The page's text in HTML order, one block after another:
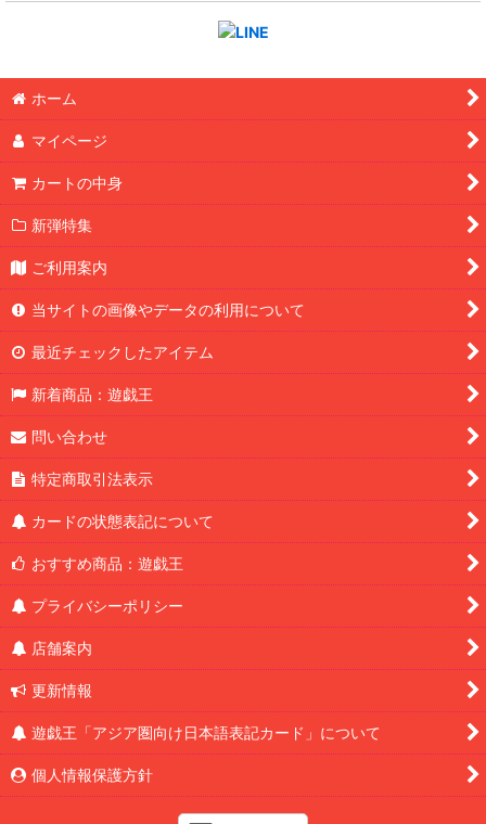
ホーム
マイページ
カートの中身
新弾特集
ご利用案内
当サイトの画像やデータの利用について
最近チェックしたアイテム
新着商品：遊戯王
問い合わせ
特定商取引法表示
カードの状態表記について
おすすめ商品：遊戯王
プライバシーポリシー
店舗案内
更新情報
遊戯王「アジア圏向け日本語表記カード」について
個人情報保護方針